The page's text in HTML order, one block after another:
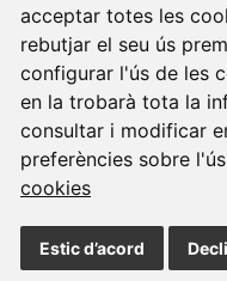
acceptar totes les
rebutjar el seu ús
configurar l'ús de les
en la trobarà tota la
consultar i modificar
preferències sobre
cookies
Estic d’acord
VALLADOLID •
| +34 913 912 066